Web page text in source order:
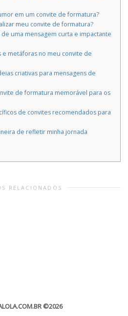
em um convite de formatura?
meu convite de formatura?
uma mensagem curta e impactante
metáforas no meu convite de
criativas para mensagens de
de formatura memorável para os
de convites recomendados para
de refletir minha jornada
RELACIONADOS
©2026